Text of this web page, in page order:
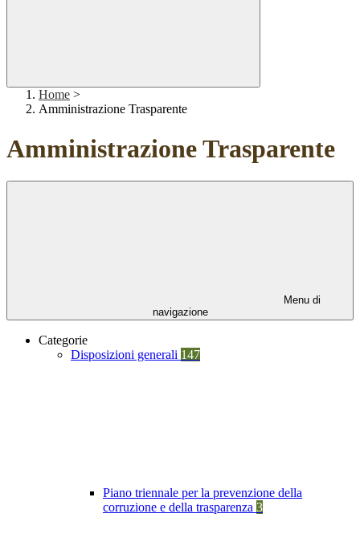
Home >
Amministrazione Trasparente
Amministrazione Trasparente
Menu di
navigazione
Categorie
Disposizioni generali 147
Piano triennale per la prevenzione della
corruzione e della trasparenza 3